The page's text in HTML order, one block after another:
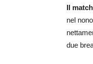
Il
nel
due